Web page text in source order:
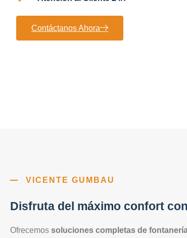
Contáctanos Ahora
VICENTE GUMBAU
Disfruta del máximo confort
Ofrecemos soluciones completas de